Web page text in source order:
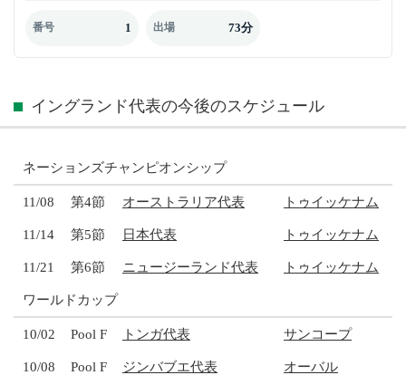
番号 1 出場 73分
イングランド代表の今後のスケジュール
ネーションズチャンピオンシップ
11/08 第4節 オーストラリア代表 トゥイッケナム
11/14 第5節 日本代表 トゥイッケナム
11/21 第6節 ニュージーランド代表 トゥイッケナム
ワールドカップ
10/02 Pool F トンガ代表 サンコープ
10/08 Pool F ジンバブエ代表 オーバル